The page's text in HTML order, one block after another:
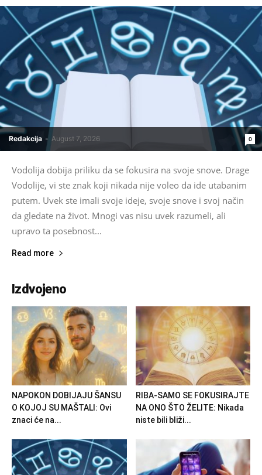
Redakcija - August 7, 2026 0
Vodolija dobija priliku da se fokusira na svoje snove. Drage
Vodolije, vi ste znak koji nikada nije voleo da ide utabanim
putem. Uvek ste imali svoje ideje, svoje snove i svoj način
da gledate na život. Mnogi vas nisu uvek razumeli, ali
upravo ta posebnost...
Read more
Izdvojeno
NAPOKON DOBIJAJU ŠANSU
O KOJOJ SU MAŠTALI: Ovi
znaci će na...
RIBA-SAMO SE FOKUSIRAJTE
NA ONO ŠTO ŽELITE: Nikada
niste bili bliži...